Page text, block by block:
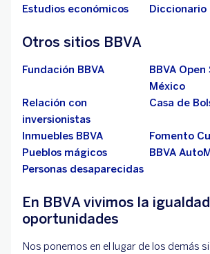
Estudios económicos
Otros sitios BBVA
Fundación BBVA
BBVA Open
México
Relación con
inversionistas
Casa de
Inmuebles BBVA
Fomento
Pueblos mágicos
BBVA
Personas desaparecidas
En BBVA vivimos la
oportunidades
Nos ponemos en el lugar de los demás